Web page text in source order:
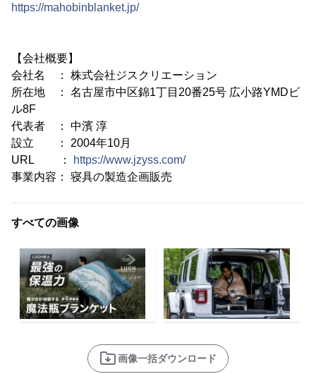
https://mahobinblanket.jp/
【会社概要】
会社名 ： 株式会社ジスクリエーション
所在地 ： 名古屋市中区錦1丁目20番25号 広小路YMDビ
ル8F
代表者 ： 中濱 淳
設立 ： 2004年10月
URL ：
https://www.jzyss.com/
事業内容： 寝具の製造企画販売
すべての画像
画像一括ダウンロード